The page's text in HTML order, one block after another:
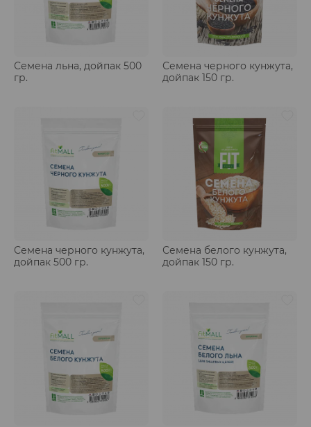
Семена льна, дойпак 500
гр.
Семена черного кунжута,
дойпак 150 гр.
Семена черного кунжута,
дойпак 500 гр.
Семена белого кунжута,
дойпак 150 гр.